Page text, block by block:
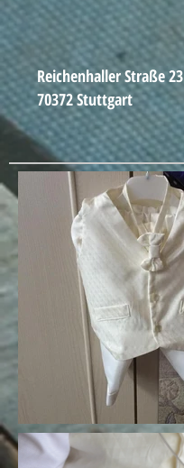
Reichenhaller Straße 23
70372 Stuttgart